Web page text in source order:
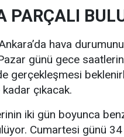
PARÇALI
hava
günü gece
gerçekleşmesi
çıkacak.
iki gün boyunca
Cumartesi günü